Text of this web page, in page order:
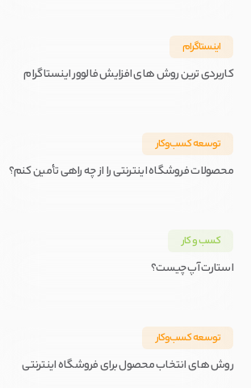
اینستاگرام
کاربردی ترین روش های افزایش فالوور اینستاگرام
توسعه کسب‌و‌کار
محصولات فروشگاه اینترنتی را از چه راهی تأمین کنم؟
کسب و کار
استارت آپ چیست؟
توسعه کسب‌و‌کار
روش های انتخاب محصول برای فروشگاه اینترنتی